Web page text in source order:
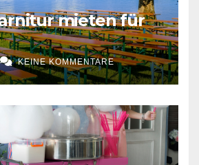
mieten für
KEINE KOMMENTARE